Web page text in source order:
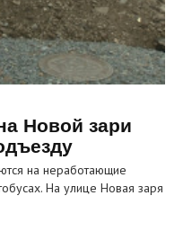
Новой зари
на неработающие
На улице Новая заря